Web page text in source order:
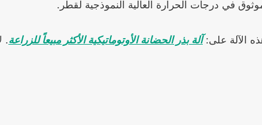
في درجات الحرارة العالية النموذجية لقطر.
الآلة على:آلة بذر الحضانة الأوتوماتيكية الأكثر مبيعاً للزراعة.